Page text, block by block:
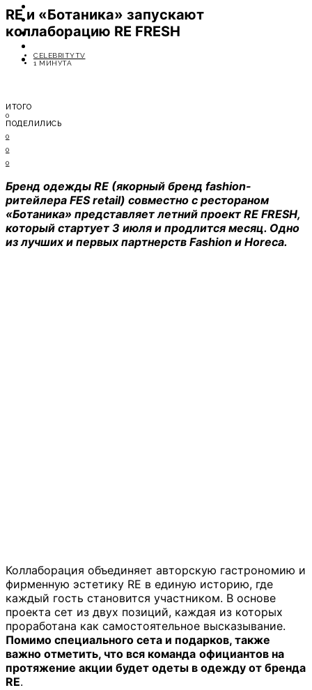
КРАСОТА
МОДА
ЛИЧНОСТЬ
СОВЕТЫ ЭКСПЕРТОВ
RE и «Ботаника» запускают
коллаборацию RE FRESH
CELEBRITYTV
1 МИНУТА
ИТОГО
0
ПОДЕЛИЛИСЬ
0
0
0
Бренд одежды RE (якорный бренд fashion-
ритейлера FES retail) совместно с рестораном
«Ботаника» представляет летний проект RE FRESH,
который стартует 3 июля и продлится месяц. Одно
из лучших и первых партнерств Fashion и Horeca.
Коллаборация объединяет авторскую гастрономию и
фирменную эстетику RE в единую историю, где
каждый гость становится участником. В основе
проекта сет из двух позиций, каждая из которых
проработана как самостоятельное высказывание.
Помимо специального сета и подарков, также
важно отметить, что вся команда официантов на
протяжение акции будет одеты в одежду от бренда
RE.